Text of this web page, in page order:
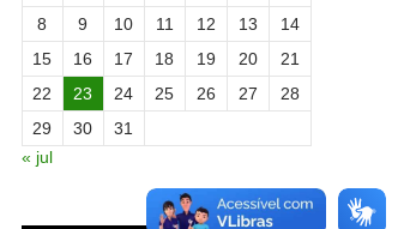
8
9 10 11 12 13
14
15
16 17 18 19 20
21
22
23 24 25 26 27
28
29
30
31
« jul